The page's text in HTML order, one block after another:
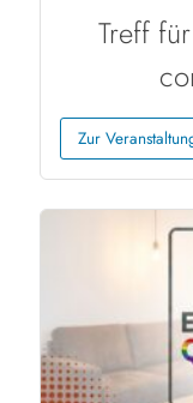
Treff
Zur